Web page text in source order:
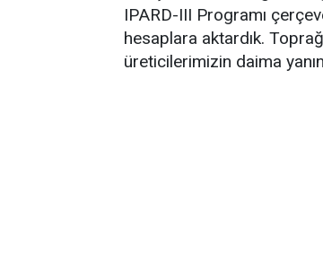
IPARD-III Programı
hesaplara aktardık.
üreticilerimizin daima